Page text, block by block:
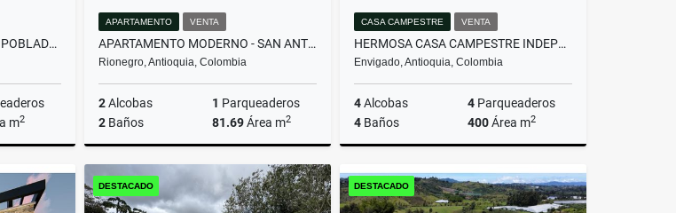
PENTHOUSE DÚPLEX EN EL POBLADO: VISTAS, ESPACIOS Y EXCLUSIVIDAD.
m2
Venta
APARTAMENTO VENTA
APARTAMENTO MODERNO - SAN ANTONIO DE PEREIRA
Rionegro, Antioquia, Colombia
2Alcobas 1 Parqueaderos
2 Baños 81.69Área m2
Venta
$580.000.000
CASA CAMPESTRE VENTA
HERMOSA CASA CAMPESTRE INDEPENDIENTE EN EL ALTO DE LAS PALMAS
Envigado, Antioquia, Colombia
4Alcobas 4 Parqueaderos
4 Baños 400Área m2
Venta
$2.800.000.000
DESTACADO DESTACADO